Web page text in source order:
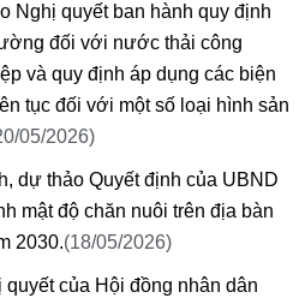
Nghị quyết ban hành quy định
đối với nước thải công
và quy định áp dụng các biện
tục đối với một số loại hình sản
05/2026)
dự thảo Quyết định của UBND
mật độ chăn nuôi trên địa bàn
2030.(18/05/2026)
của Hội đồng nhân dân